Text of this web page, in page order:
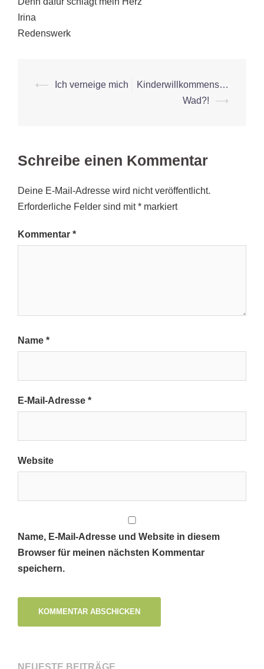
Irina
Redenswerk
Beitrags-
⟵ Ich verneige mich
Kinderwillkommens…
Wad?!
⟶
Schreibe einen Kommentar
Deine E-Mail-Adresse wird nicht veröffentlicht.
Erforderliche Felder sind mit* markiert
Kommentar *
Name *
E-Mail-Adresse *
Website
Name, E-Mail-Adresse und Website in diesem
Browser für meinen nächsten Kommentar
speichern.
NEUESTE BEITRÄGE